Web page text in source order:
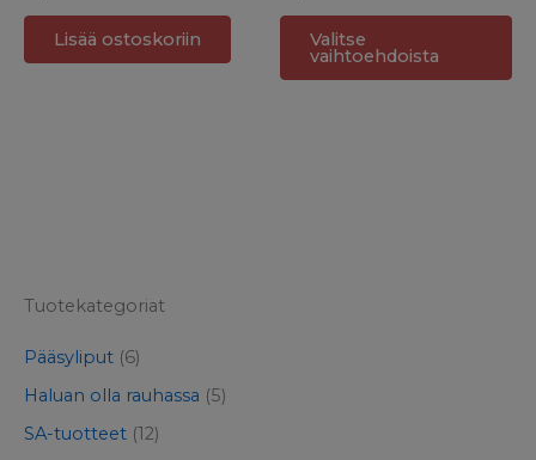
Tuotekategoriat
Pääsyliput (6)
Haluan olla rauhassa (5)
SA-tuotteet (12)
Lisää ostoskoriin Valitse
vaihtoehdoista